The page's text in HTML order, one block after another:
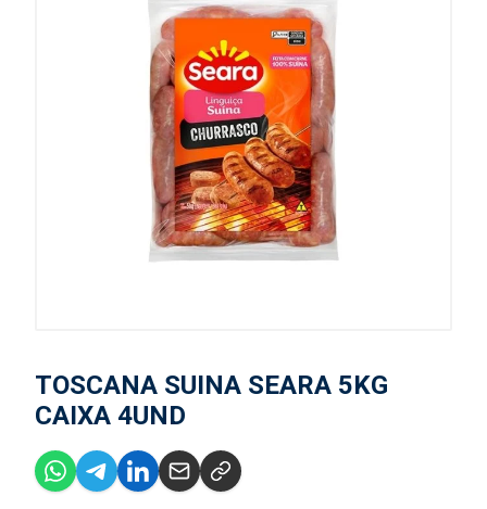
TOSCANA SUINA SEARA 5KG
CAIXA 4UND